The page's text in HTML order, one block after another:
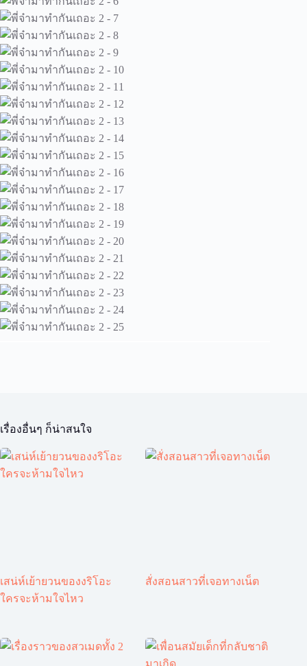
เรื่องอื่นๆ ก็น่าสนใจ
เสน่ห์เย้ายวนของงริโอะ
ใครจะห้ามใจไหว
สั่งสอนสาวที่เจอทางเน็ต